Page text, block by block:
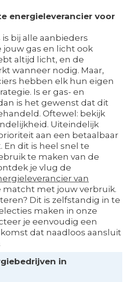
energieleverancier voor
is bij alle aanbieders
jouw gas en licht ook
altijd licht, en de
wanneer nodig. Maar,
hebben elk hun eigen
Is er gas- en
is het gewenst dat dit
Oftewel: bekijk
Uiteindelijk
aan een betaalbaar
dit is heel snel te
te maken van de
je vlug de
van
matcht met jouw verbruik.
Dit is zelfstandig in te
maken in onze
je eenvoudig een
dat naadloos aansluit
in